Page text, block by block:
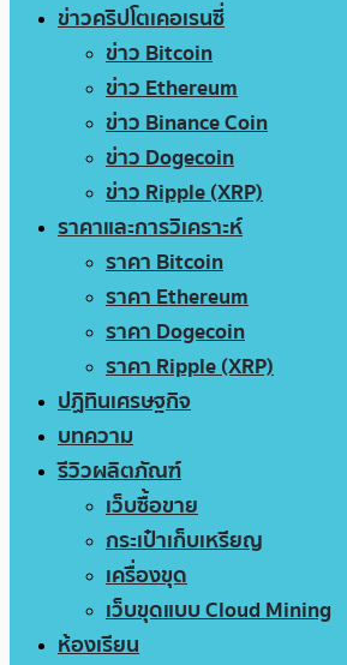
ข่าวคริปโตเคอเรนซี่
ข่าว Bitcoin
ข่าว Ethereum
ข่าว Binance Coin
ข่าว Dogecoin
ข่าว Ripple (XRP)
ราคาและการวิเคราะห์
ราคา Bitcoin
ราคา Ethereum
ราคา Dogecoin
ราคา Ripple (XRP)
ปฏิทินเศรษฐกิจ
บทความ
รีวิวผลิตภัณฑ์
เว็บซื้อขาย
กระเป๋าเก็บเหรียญ
เครื่องขุด
เว็บขุดแบบ Cloud Mining
ห้องเรียน